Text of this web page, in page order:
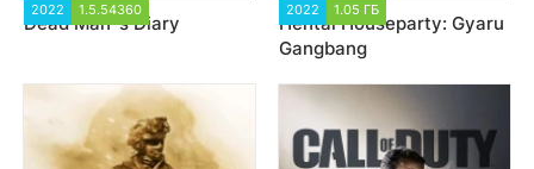
2022 1.5.54360
Dead Man´s Diary
2022 1.05 ГБ
Hentai Houseparty: Gyaru
Gangbang